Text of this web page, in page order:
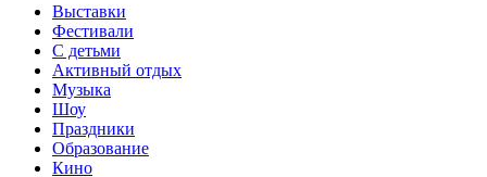
Выставки
Фестивали
С детьми
Активный отдых
Музыка
Шоу
Праздники
Образование
Кино